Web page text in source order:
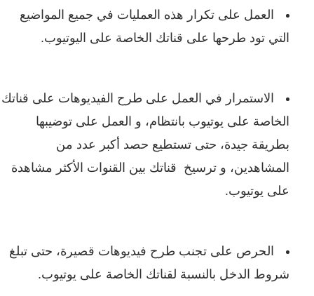
العمل على تكرار هذه العمليات في جميع المواضيع
التي تود طرحها على قناتك الخاصة على اليوتيوب.
الاستمرار في العمل على طرح الفيديوهات على قناتك
الخاصة على يوتيوب بانتظام، و العمل على توضيبها
بطريقة جيدة، حتى تستطيع حصد أكبر عدد من
المشاهدين، و ترسيخ قناتك بين القنوات الأكثر مشاهدة
على يوتيوب.
الحرص على تجنب طرح فيديوهات قصيرة، حتى تبلغ
شروط الدخل بالنسبة لقناتك الخاصة على يوتيوب.